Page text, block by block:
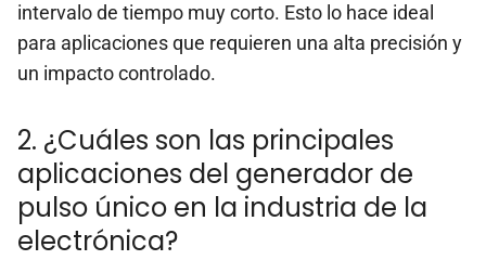
intervalo de tiempo muy corto. Esto lo hace ideal
para aplicaciones que requieren una alta precisión y
un impacto controlado.
2. ¿Cuáles son las principales
aplicaciones del generador de
pulso único en la industria de la
electrónica?